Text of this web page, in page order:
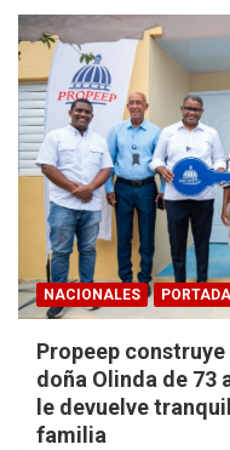
NACIONALES PORTADA
Propeep
doña Olinda de 73
le devuelve
familia